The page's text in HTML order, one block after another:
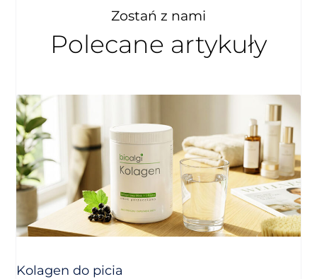
Zostań z nami
Polecane artykuły
Kolagen do picia